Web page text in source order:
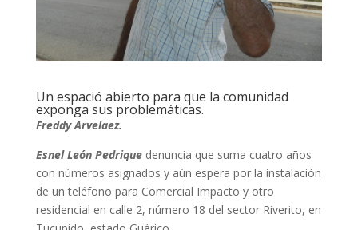
Un espació abierto para que la comunidad
exponga sus problemáticas.
Freddy Arvelaez.
Esnel León Pedrique denuncia que suma cuatro años
con números asignados y aún espera por la instalación
de un teléfono para Comercial Impacto y otro
residencial en calle 2, número 18 del sector Riverito, en